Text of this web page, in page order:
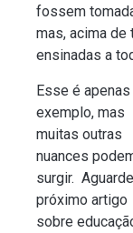
fossem
mas, acima de
ensinadas a
Esse é apenas
exemplo, mas
muitas outras
nuances
surgir.
próximo artigo
sobre